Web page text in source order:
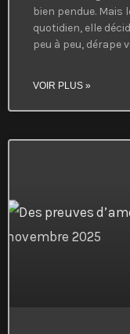
bien pendue. Mais
quotidien, elle
peu à peu, dérape
VOIR PLUS »